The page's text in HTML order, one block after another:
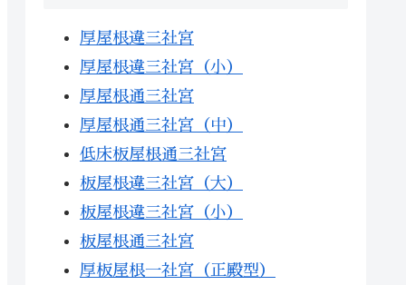
厚屋根違三社宮
厚屋根違三社宮（小）
厚屋根通三社宮
厚屋根通三社宮（中）
低床板屋根通三社宮
板屋根違三社宮（大）
板屋根違三社宮（小）
板屋根通三社宮
厚板屋根一社宮（正殿型）